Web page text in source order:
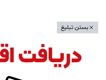
بستن تبلیغ